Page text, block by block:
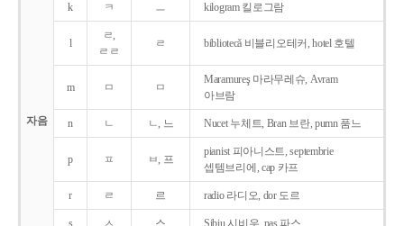
자음
k ㅋ ㅡ kilogram 킬로그람
l
ㄹ,
ㄹㄹ
ㄹ bibliotecǎ 비블리오테커, hotel 호텔
m ㅁ ㅁ
Maramureş 마라무레슈, Avram
아브람
n ㄴ ㄴ, 느 Nucet 누체트, Bran 브란, pumn 품느
p ㅍ ㅂ, 프
pianist 피아니스트, septembrie
셉템브리에, cap 카프
r ㄹ 르 radio 라디오, dor 도르
s ㅅ 스 Sibiu 시비우, pas 파스